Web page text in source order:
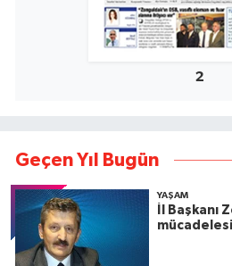
2
Geçen Yıl Bugün
YAŞAM
İl Başkanı